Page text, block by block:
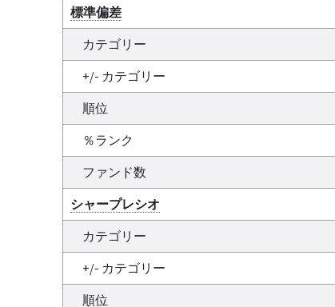
標準偏差
カテゴリー
+/- カテゴリー
順位
％ランク
ファンド数
シャープレシオ
カテゴリー
+/- カテゴリー
順位